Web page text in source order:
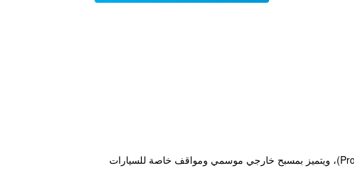
يقع مكان إقامة "Hotel Nostos" في Frikes، على بعد 900 م من شاطئ بروتا كورفوليا (Prota Kourvoulia Beach)، ويتميز بمسبح خارجي موسمي ومواقف خاصة للسيارات